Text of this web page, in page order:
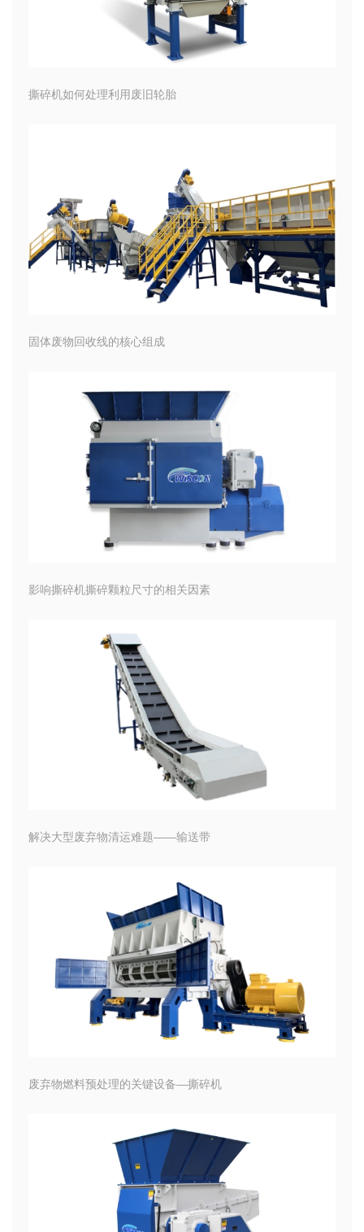
撕碎机如何处理利用废旧轮胎
固体废物回收线的核心组成
影响撕碎机撕碎颗粒尺寸的相关因素
解决大型废弃物清运难题——输送带
废弃物燃料预处理的关键设备—撕碎机